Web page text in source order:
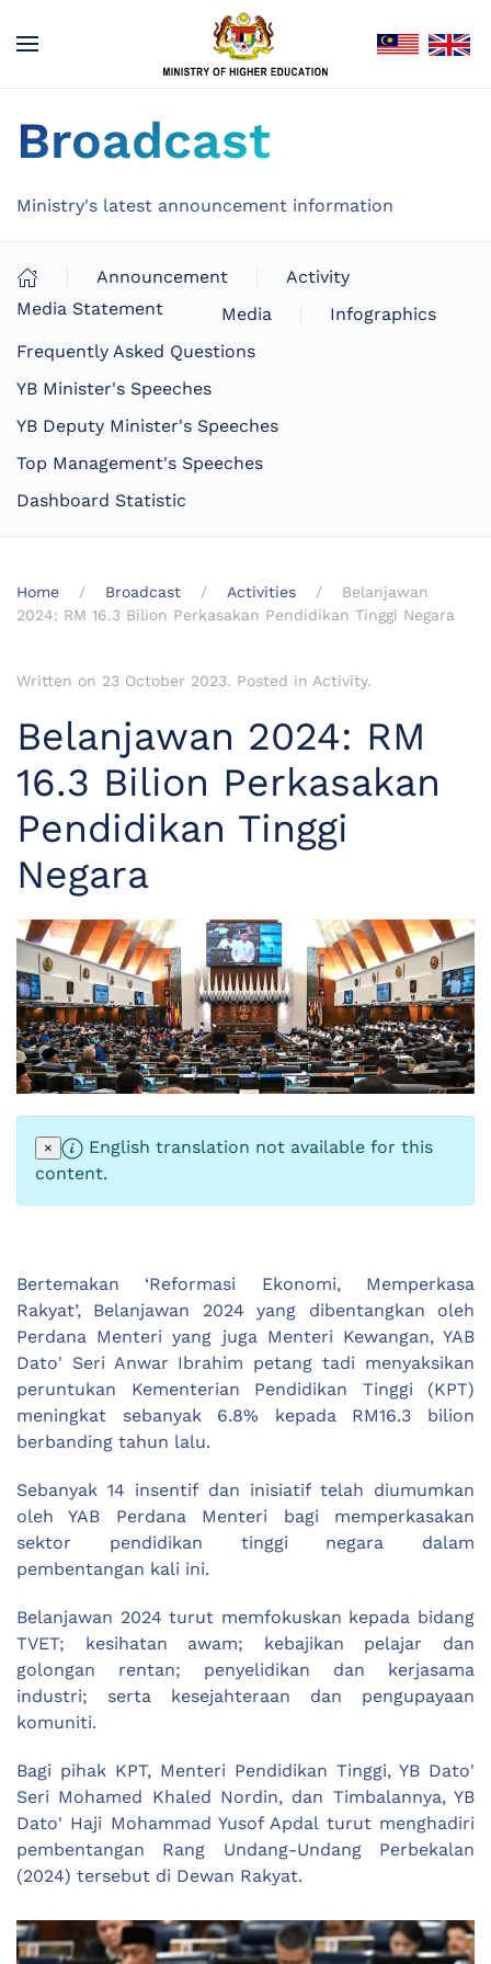
Broadcast
Ministry's latest announcement information
Announcement
Activity
Media Statement
Media
Infographics
Frequently Asked Questions
YB Minister's Speeches
YB Deputy Minister's Speeches
Top Management's Speeches
Dashboard Statistic
Home Broadcast Activities
Belanjawan
2024: RM 16.3 Bilion Perkasakan Pendidikan Tinggi Negara
Written on 23 October 2023. Posted in Activity.
Belanjawan 2024: RM
16.3 Bilion Perkasakan
Pendidikan Tinggi
Negara
×
English translation not available for this
content.
Bertemakan ‘Reformasi Ekonomi, Memperkasa
Rakyat’, Belanjawan 2024 yang dibentangkan oleh
Perdana Menteri yang juga Menteri Kewangan, YAB
Dato' Seri Anwar Ibrahim petang tadi menyaksikan
peruntukan Kementerian Pendidikan Tinggi (KPT)
meningkat sebanyak 6.8% kepada RM16.3 bilion
berbanding tahun lalu.
Sebanyak 14 insentif dan inisiatif telah diumumkan
oleh YAB Perdana Menteri bagi memperkasakan
sektor pendidikan tinggi negara dalam
pembentangan kali ini.
Belanjawan 2024 turut memfokuskan kepada bidang
TVET; kesihatan awam; kebajikan pelajar dan
golongan rentan; penyelidikan dan kerjasama
industri; serta kesejahteraan dan pengupayaan
komuniti.
Bagi pihak KPT, Menteri Pendidikan Tinggi, YB Dato'
Seri Mohamed Khaled Nordin, dan Timbalannya, YB
Dato' Haji Mohammad Yusof Apdal turut menghadiri
pembentangan Rang Undang-Undang Perbekalan
(2024) tersebut di Dewan Rakyat.